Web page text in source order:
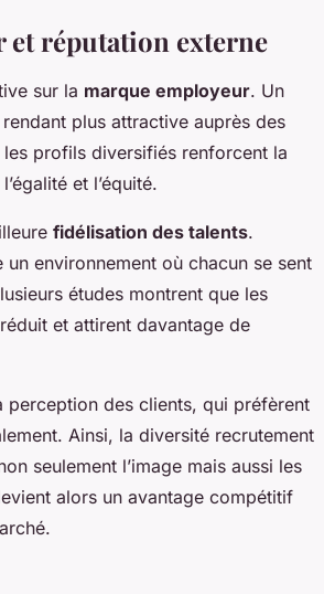
et réputation externe
sur la marque employeur. Un
plus attractive auprès des
les profils diversifiés renforcent la
et l’équité.
fidélisation des talents.
environnement où chacun se sent
études montrent que les
et attirent davantage de
perception des clients, qui préfèrent
Ainsi, la diversité recrutement
seulement l’image mais aussi les
alors un avantage compétitif